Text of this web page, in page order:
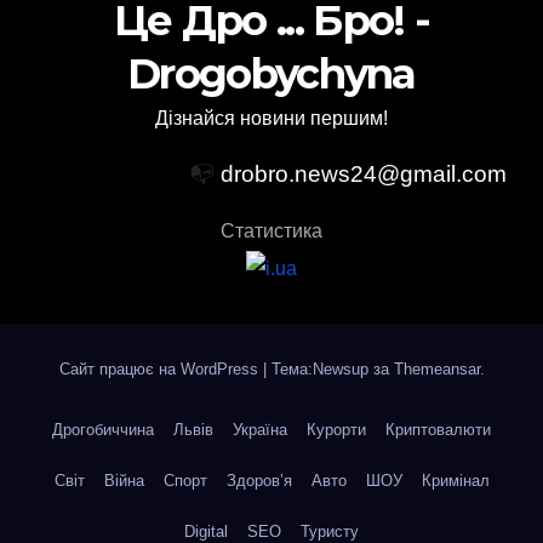
Це Дро ... Бро! -
Drogobychyna
Дізнайся новини першим!
📭 drobro.news24@gmail.com
Статистика
Сайт працює на WordPress Тема:Newsup за Themeansar.
Дрогобиччина Львів Україна Курорти Криптовалюти
Світ Війна Спорт Здоров’я Авто ШОУ Кримінал
Digital SEO Туристу